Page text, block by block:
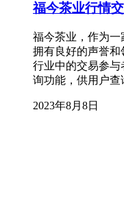
福今茶业行情
福今茶业，作为
拥有良好的声誉
行业中的交易参
询功能，供用户
2023年8月8日